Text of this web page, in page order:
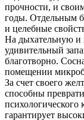
прочности, и
годы. Отдельным
и целебные
На дыхательную и
удивительный
благотворно.
помещении
За счет своего
способны
гарантирует